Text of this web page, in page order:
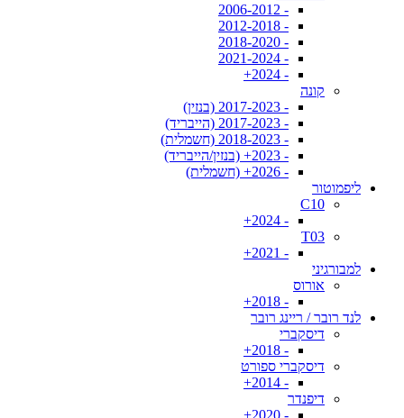
- 2006-2012
- 2012-2018
- 2018-2020
- 2021-2024
- 2024+
קונה
- 2017-2023 (בנזין)
- 2017-2023 (הייבריד)
- 2018-2023 (חשמלית)
- 2023+ (בנזין/הייבריד)
- 2026+ (חשמלית)
ליפמוטור
C10
- 2024+
T03
- 2021+
למבורגיני
אורוס
- 2018+
לנד רובר / ריינג רובר
דיסקברי
- 2018+
דיסקברי ספורט
- 2014+
דיפנדר
- 2020+